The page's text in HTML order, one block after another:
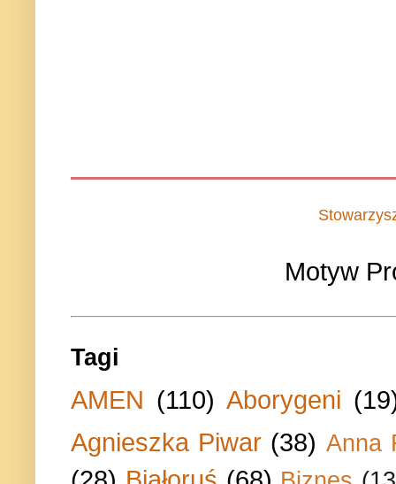
Motyw
Tagi
AMEN (110) Aborygeni
Agnieszka Piwar (38) Anna